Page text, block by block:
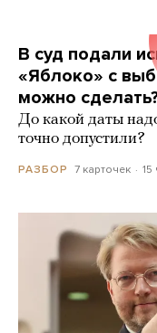
В суд подали
«Яблоко» с
можно
До какой даты
точно допустили?
РАЗБОР 7 карточек 15